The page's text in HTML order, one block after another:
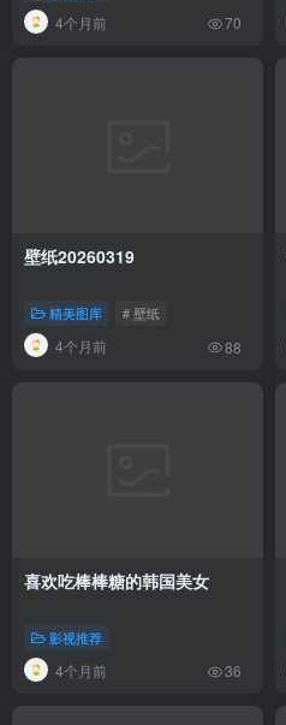
4个月前 70
壁纸20260319
精美图库 # 壁纸
4个月前 88
喜欢吃棒棒糖的韩国美女
影视推荐
4个月前 36